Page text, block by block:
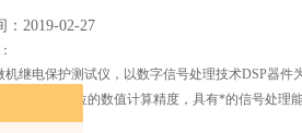
：2019-02-27
机继电保护测试仪，以数字信号处理技术DSP器件
模转换和32位的数值计算精度，具有*的信号处理